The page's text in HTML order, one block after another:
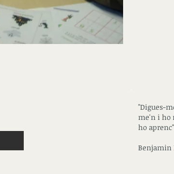
"Digues-
me'n i ho
ho aprenc"